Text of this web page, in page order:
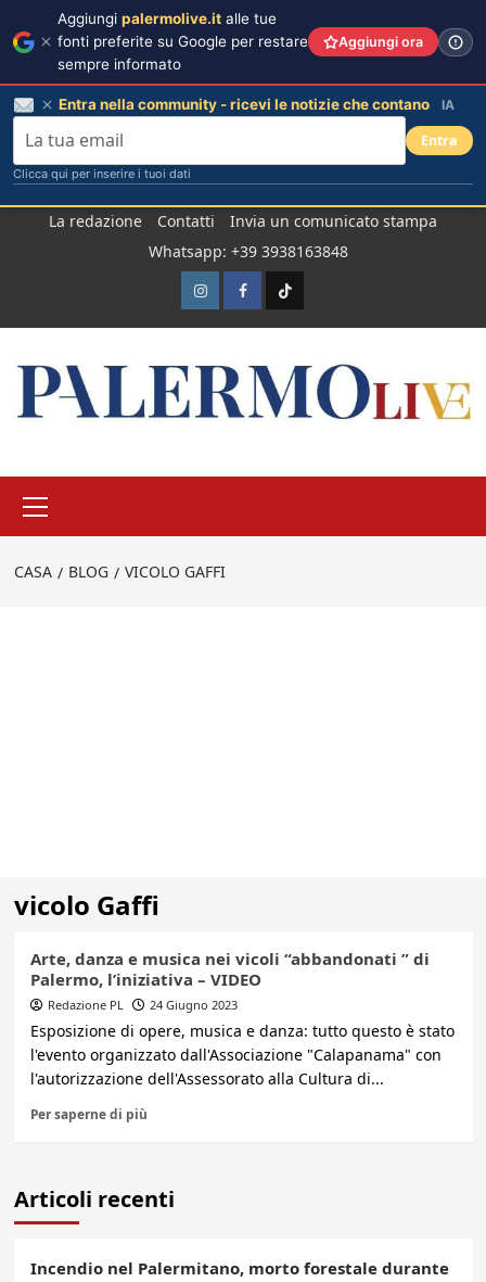
La redazione Contatti
Invia un comunicato stampa
Whatsapp: +39 3938163848
InstagramFacebook
TikTok
principale
CASA BLOG VICOLO GAFFI
vicolo Gaffi
Arte, danza e musica nei vicoli “abbandonati ” di
Palermo, l’iniziativa – VIDEO
Redazione PL 24 Giugno 2023
Esposizione di opere, musica e danza: tutto questo è stato
l'evento organizzato dall'Associazione "Calapanama" con
l'autorizzazione dell'Assessorato alla Cultura di...
Per saperne di più
Articoli recenti
Incendio nel Palermitano, morto forestale durante
Aggiungi palermolive.it alle tue
fonti preferite su Google per restare
sempre informato
Aggiungi ora
Entra nella community - ricevi le notizie che contano IA
Entra
Clicca qui per inserire i tuoi dati